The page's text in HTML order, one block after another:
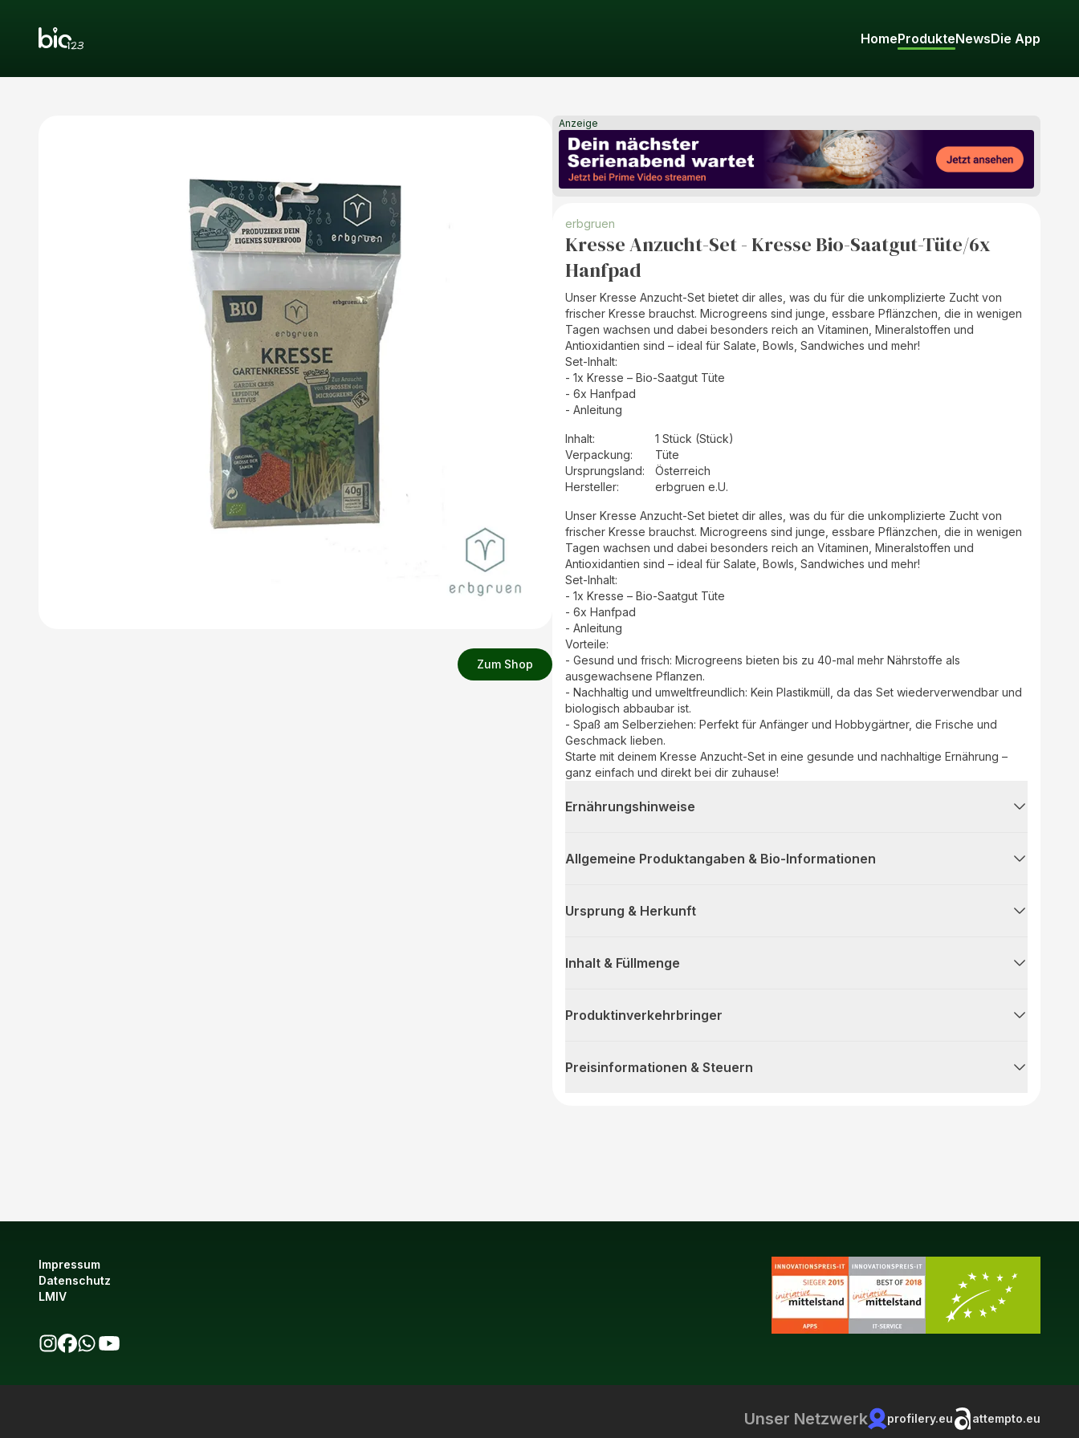
HomeProdukteNewsDie App
Zum Shop
Anzeige
erbgruen
Kresse Anzucht-Set - Kresse Bio-Saatgut-Tüte/6x
Hanfpad
Unser Kresse Anzucht-Set bietet dir alles, was du für die unkomplizierte Zucht von
frischer Kresse brauchst. Microgreens sind junge, essbare Pflänzchen, die in wenigen
Tagen wachsen und dabei besonders reich an Vitaminen, Mineralstoffen und
Antioxidantien sind – ideal für Salate, Bowls, Sandwiches und mehr!
Set-Inhalt:
- 1x Kresse – Bio-Saatgut Tüte
- 6x Hanfpad
- Anleitung
Inhalt:
1 Stück (Stück)
Verpackung:
Tüte
Ursprungsland:
Österreich
Hersteller: erbgruen e.U.
Unser Kresse Anzucht-Set bietet dir alles, was du für die unkomplizierte Zucht von
frischer Kresse brauchst. Microgreens sind junge, essbare Pflänzchen, die in wenigen
Tagen wachsen und dabei besonders reich an Vitaminen, Mineralstoffen und
Antioxidantien sind – ideal für Salate, Bowls, Sandwiches und mehr!
Set-Inhalt:
- 1x Kresse – Bio-Saatgut Tüte
- 6x Hanfpad
- Anleitung
Vorteile:
- Gesund und frisch: Microgreens bieten bis zu 40-mal mehr Nährstoffe als
ausgewachsene Pflanzen.
- Nachhaltig und umweltfreundlich: Kein Plastikmüll, da das Set wiederverwendbar und
biologisch abbaubar ist.
- Spaß am Selberziehen: Perfekt für Anfänger und Hobbygärtner, die Frische und
Geschmack lieben.
Starte mit deinem Kresse Anzucht-Set in eine gesunde und nachhaltige Ernährung –
ganz einfach und direkt bei dir zuhause!
Ernährungshinweise
Allgemeine Produktangaben & Bio-Informationen
Ursprung & Herkunft
Inhalt & Füllmenge
Produktinverkehrbringer
Preisinformationen & Steuern
Impressum
Datenschutz
LMIV
Unser Netzwerk profilery.eu attempto.eu